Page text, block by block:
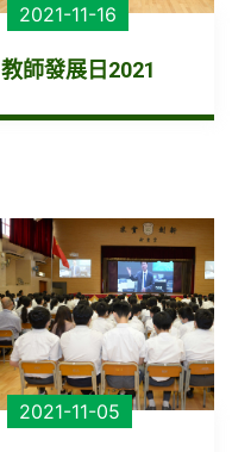
2021-11-16
教師發展日2021
2021-11-05